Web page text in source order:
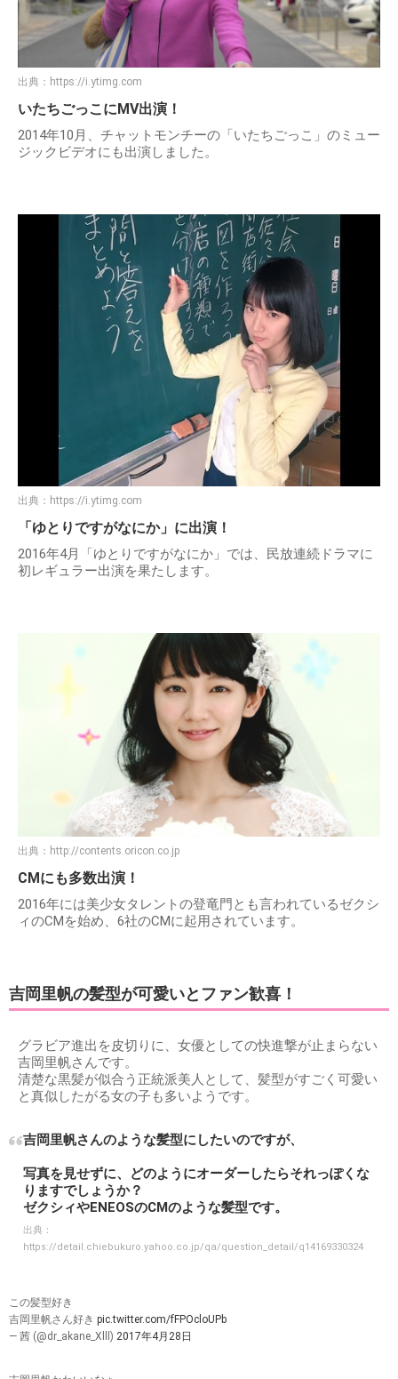
出典： https://i.ytimg.com
いたちごっこにMV出演！
2014年10月、チャットモンチーの「いたちごっこ」のミュー
ジックビデオにも出演しました。
出典： https://i.ytimg.com
「ゆとりですがなにか」に出演！
2016年4月「ゆとりですがなにか」では、民放連続ドラマに
初レギュラー出演を果たします。
出典： http://contents.oricon.co.jp
CMにも多数出演！
2016年には美少女タレントの登竜門とも言われているゼクシ
ィのCMを始め、6社のCMに起用されています。
吉岡里帆の髪型が可愛いとファン歓喜！
グラビア進出を皮切りに、女優としての快進撃が止まらない
吉岡里帆さんです。
清楚な黒髪が似合う正統派美人として、髪型がすごく可愛い
と真似したがる女の子も多いようです。
吉岡里帆さんのような髪型にしたいのですが、
写真を見せずに、どのようにオーダーしたらそれっぽくな
りますでしょうか？
ゼクシィやENEOSのCMのような髪型です。
出典：
https://detail.chiebukuro.yahoo.co.jp/qa/question_detail/q14169330324
この髪型好き
吉岡里帆さん好き pic.twitter.com/fFPOcloUPb
— 茜 (@dr_akane_Xlll) 2017年4月28日